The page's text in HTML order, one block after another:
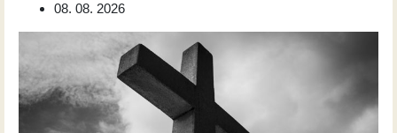
08. 08. 2026